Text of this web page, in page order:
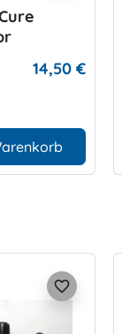
14,50 €
favorite_border